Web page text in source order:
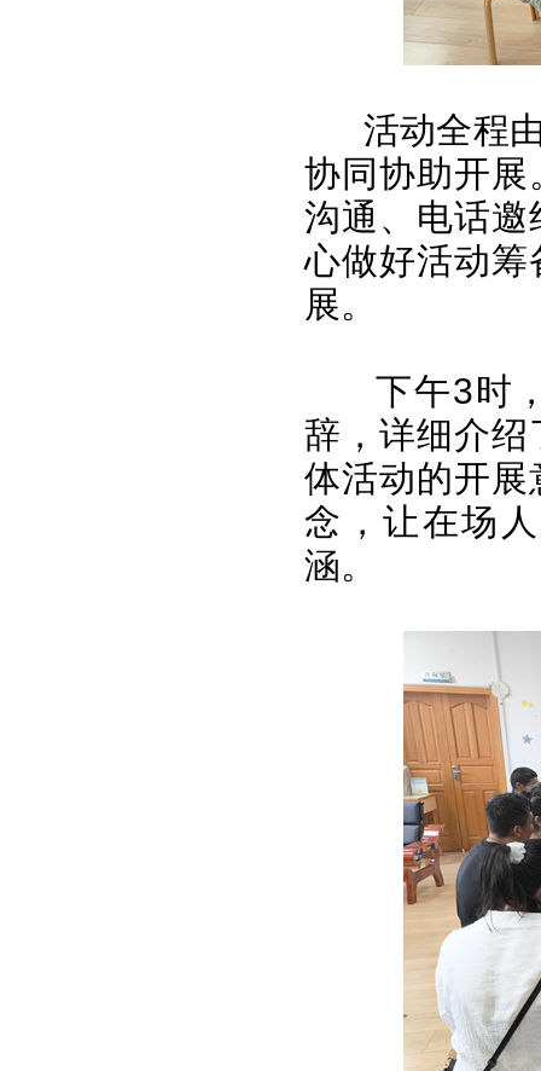
活动全程
协同协助开
沟通、电话
心做好活动
展。
下午3时
辞，详细介
体活动的开
念，让在场
涵。